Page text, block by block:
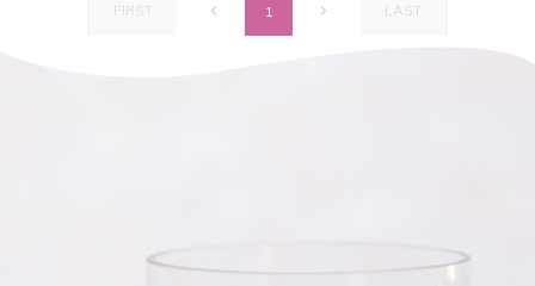
FIRST 1 LAST